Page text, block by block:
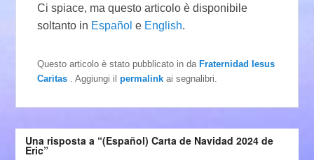
Ci spiace, ma questo articolo è disponibile
soltanto in Español e English.
Questo articolo è stato pubblicato indaFraternidad Iesus
Caritas
. Aggiungi ilpermalink ai segnalibri.
Una risposta a “(Español) Carta de Navidad 2024 de
Eric”